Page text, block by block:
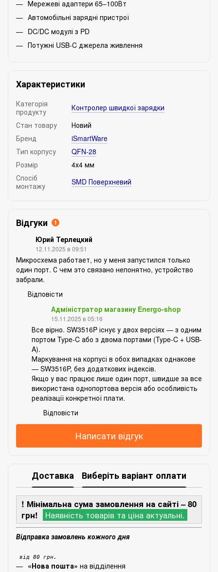
Мережеві адаптери 65–100Вт
Автомобільні зарядні пристрої
DC/DC модулі з PD
Потужні USB-C джерела живлення
Характеристики
Категорія
продукту
Контролер швидкої зарядки
Стан товару
Новий
Бренд
iSmartWare
Тип корпусу
QFN-28
Розмір
4х4 мм
Спосіб
монтажу
SMD Поверхневий
Відгуки 1
Юрий Терлецкий
12.11.2025 в 09:51
Микросхема работает, но у меня запустился только
один порт. С чем это связано непонятно, устройство
забрали.
Відповісти
Адміністратор магазину Energo-shop
15.11.2025 в 05:16
Все вірно. SW3516P існує у двох версіях — з одним
портом Type-C або з двома портами (Type-C + USB-
A).
Маркування на корпусі в обох випадках однакове
— SW3516P, без додаткових індексів.
Якщо у вас працює лише один порт, швидше за все
використана однопортова версія або особливість
реалізації конкретної плати.
Відповісти
Написати відгук
Доставка Виберіть варіант оплати
! Мінімальна сума замовлення на сайті – 80
грн!
Наявність товарів та ціна актуальні.
Відправка замовлень кожного дня
від 80 грн.
«Нова пошта» на відділення